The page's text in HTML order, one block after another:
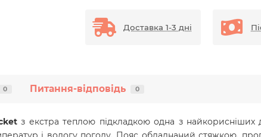
Доставка 1-3 дні
0 Питання-відповідь 0
з екстра теплою підкладкою одна з найкорисніших